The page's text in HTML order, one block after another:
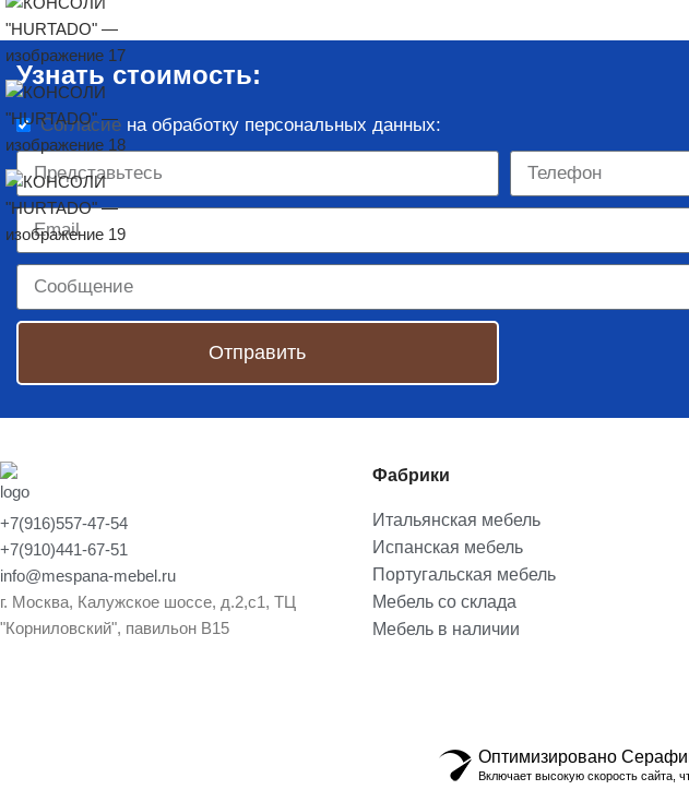
Узнать стоимость:
Согласие на обработку персональных данных:
Отправить
+7(916)557-47-54
+7(910)441-67-51
info@mespana-mebel.ru
г. Москва, Калужское шоссе, д.2,с1, ТЦ
"Корниловский", павильон В15
Фабрики
Итальянская мебель
Испанская мебель
Португальская мебель
Мебель со склада
Мебель в наличии
Оптимизировано
Включает высокую скорость сайта,